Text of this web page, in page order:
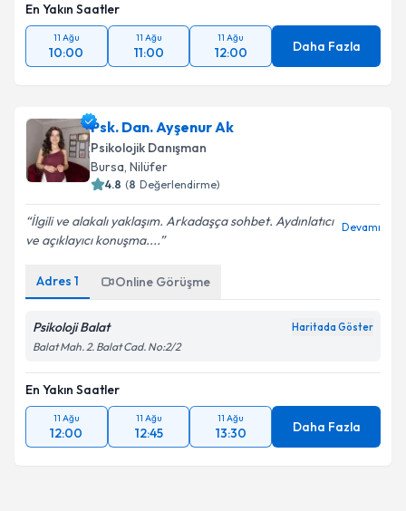
En Yakın Saatler
11 Ağu
10:00
11 Ağu
11:00
11 Ağu
12:00 Daha Fazla
Psk. Dan. Ayşenur Ak
Psikolojik Danışman
Bursa, Nilüfer
4.8 (8 Değerlendirme)
İlgili ve alakalı yaklaşım. Arkadaşça sohbet. Aydınlatıcı
ve açıklayıcı konuşma....
Devamı
Adres 1 Online Görüşme
Psikoloji Balat Haritada Göster
Balat Mah. 2. Balat Cad. No:2/2
En Yakın Saatler
11 Ağu
12:00
11 Ağu
12:45
11 Ağu
13:30 Daha Fazla